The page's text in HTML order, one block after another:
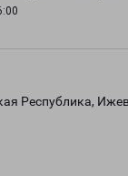
Республика,